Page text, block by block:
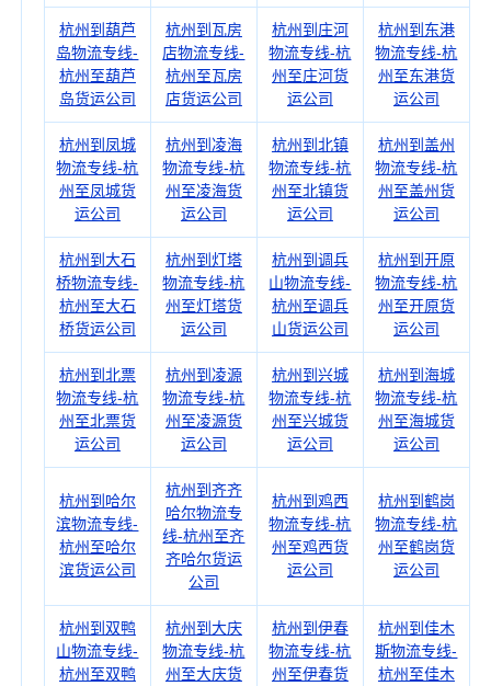
杭州到葫芦
岛物流专线-
杭州至葫芦
岛货运公司
杭州到瓦房
店物流专线-
杭州至瓦房
店货运公司
杭州到庄河
物流专线-杭
州至庄河货
运公司
杭州到东港
物流专线-杭
州至东港货
运公司
杭州到凤城
物流专线-杭
州至凤城货
运公司
杭州到凌海
物流专线-杭
州至凌海货
运公司
杭州到北镇
物流专线-杭
州至北镇货
运公司
杭州到盖州
物流专线-杭
州至盖州货
运公司
杭州到大石
桥物流专线-
杭州至大石
桥货运公司
杭州到灯塔
物流专线-杭
州至灯塔货
运公司
杭州到调兵
山物流专线-
杭州至调兵
山货运公司
杭州到开原
物流专线-杭
州至开原货
运公司
杭州到北票
物流专线-杭
州至北票货
运公司
杭州到凌源
物流专线-杭
州至凌源货
运公司
杭州到兴城
物流专线-杭
州至兴城货
运公司
杭州到海城
物流专线-杭
州至海城货
运公司
杭州到哈尔
滨物流专线-
杭州至哈尔
滨货运公司
杭州到齐齐
哈尔物流专
线-杭州至齐
齐哈尔货运
公司
杭州到鸡西
物流专线-杭
州至鸡西货
运公司
杭州到鹤岗
物流专线-杭
州至鹤岗货
运公司
杭州到双鸭
山物流专线-
杭州至双鸭
杭州到大庆
物流专线-杭
州至大庆货
杭州到伊春
物流专线-杭
州至伊春货
杭州到佳木
斯物流专线-
杭州至佳木